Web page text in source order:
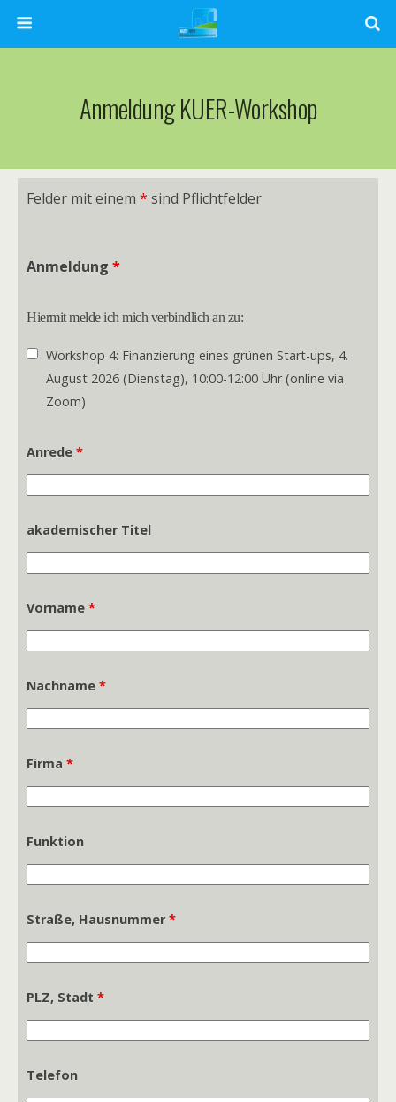
Anmeldung KUER-Workshop
Felder mit einem * sind Pflichtfelder
Anmeldung *
Workshop 4: Finanzierung eines grünen Start-ups, 4.
August 2026 (Dienstag), 10:00-12:00 Uhr (online via
Zoom)
Hiermit melde ich mich verbindlich an zu:
Anrede *
akademischer Titel
Vorname *
Nachname *
Firma *
Funktion
Straße, Hausnummer *
PLZ, Stadt *
Telefon